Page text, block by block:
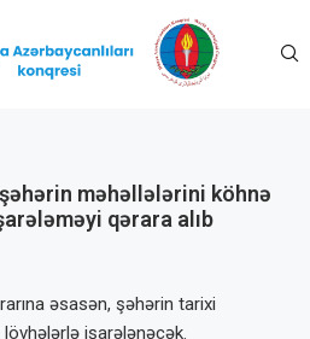
məhəllələrini köhnə
qərara alıb
əsasən, şəhərin tarixi
işarələnəcək.